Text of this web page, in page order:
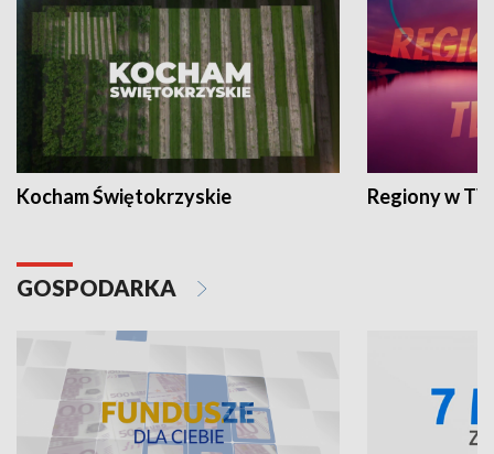
Kocham Świętokrzyskie Regiony w
GOSPODARKA